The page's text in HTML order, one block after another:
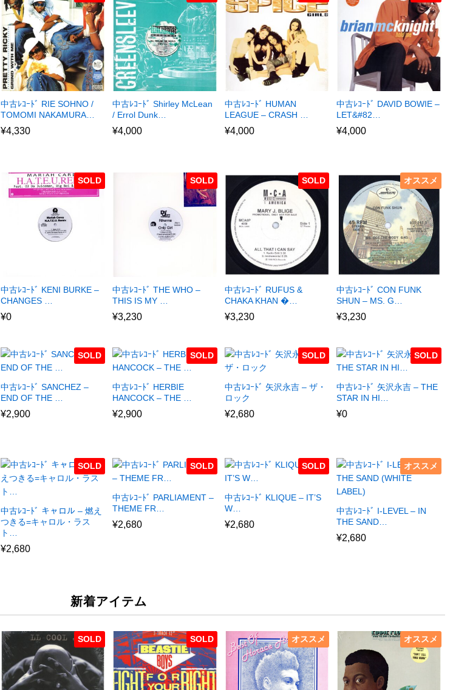
中古ﾚｺｰﾄﾞ RIE SOHNO /
TOMOMI NAKAMURA…
¥4,330
中古ﾚｺｰﾄﾞ Shirley McLean
/ Errol Dunk…
¥4,000
中古ﾚｺｰﾄﾞ HUMAN
LEAGUE – CRASH …
¥4,000
中古ﾚｺｰﾄﾞ DAVID BOWIE –
LET&#82…
¥4,000
SOLD
中古ﾚｺｰﾄﾞ KENI BURKE –
CHANGES …
¥0
SOLD
中古ﾚｺｰﾄﾞ THE WHO –
THIS IS MY …
¥3,230
SOLD
中古ﾚｺｰﾄﾞ RUFUS &
CHAKA KHAN �…
¥3,230
オススメ
中古ﾚｺｰﾄﾞ CON FUNK
SHUN – MS. G…
¥3,230
SOLD
中古ﾚｺｰﾄﾞ SANCHEZ –
END OF THE …
¥2,900
SOLD
中古ﾚｺｰﾄﾞ HERBIE
HANCOCK – THE …
¥2,900
SOLD
中古ﾚｺｰﾄﾞ 矢沢永吉 – ザ・
ロック
¥2,680
SOLD
中古ﾚｺｰﾄﾞ 矢沢永吉 – THE
STAR IN HI…
¥0
SOLD
中古ﾚｺｰﾄﾞ キャロル – 燃え
つきる=キャロル・ラス
ト…
¥2,680
SOLD
中古ﾚｺｰﾄﾞ PARLIAMENT –
THEME FR…
¥2,680
SOLD
中古ﾚｺｰﾄﾞ KLIQUE – IT’S
W…
¥2,680
オススメ
中古ﾚｺｰﾄﾞ I-LEVEL – IN
THE SAND…
¥2,680
新着アイテム
SOLD SOLD オススメ オススメ